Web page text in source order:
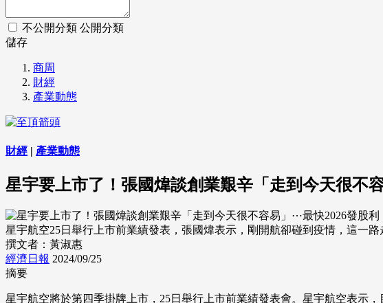
不公開分類 公開分類
儲存
商周
財經
產業動態
財經 | 產業動態
星宇要上市了！張國煒談創業艱辛「走到今天很不
星宇航空25日舉行上市前業績發表，張國煒表示，剛開航卻碰到疫情，這一
撰文者：黃淑惠
經濟日報 2024/09/25
摘要
星宇航空將於第四季掛牌上市，25日舉行上市前業績發表會。星宇航空表示